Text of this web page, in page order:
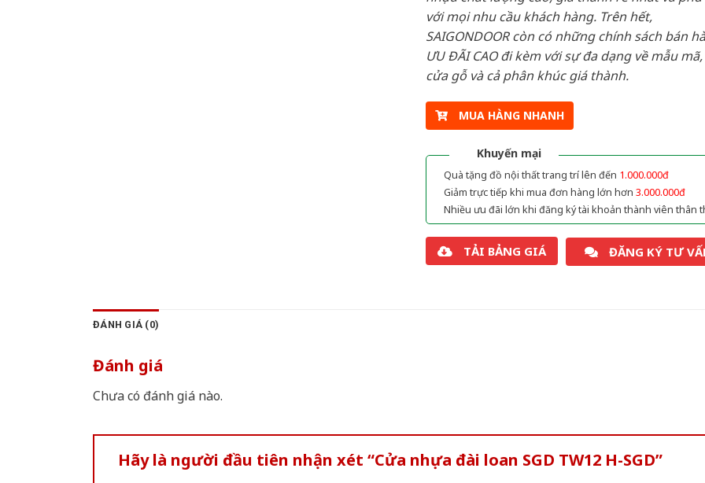
với mọi nhu cầu khách hàng. Trên hết,
SAIGONDOOR còn có những chính sách bán
ƯU ĐÃI CAO đi kèm với sự đa dạng về mẫu
cửa gỗ và cả phân khúc giá thành.
MUA HÀNG NHANH
Khuyến mại
Quà tặng đồ nội thất trang trí lên đến 1.000.000đ
Giảm trực tiếp khi mua đơn hàng lớn hơn 3.000.000đ
Nhiều ưu đãi lớn khi đăng ký tài khoản thành viên thân
TẢI BẢNG GIÁ ĐĂNG KÝ TƯ
ĐÁNH GIÁ (0)
Đánh giá
Chưa có đánh giá nào.
Hãy là người đầu tiên nhận xét “Cửa nhựa đài loan SGD TW12 H-SGD”